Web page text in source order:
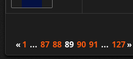
« 1 ... 87 88 89 90 91 ... 127»